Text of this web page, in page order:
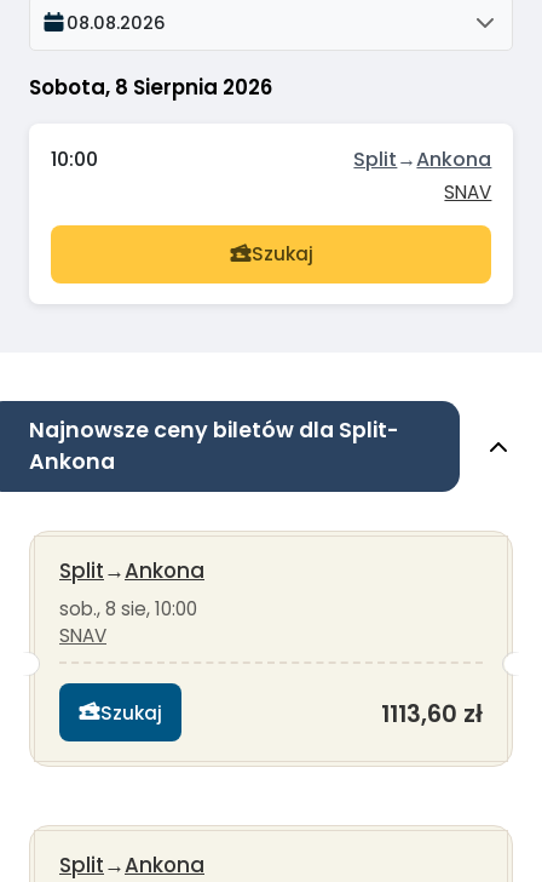
Sobota, 8 Sierpnia 2026
08.08.2026
10:00 Split→Ankona
SNAV
Szukaj
Najnowsze ceny biletów dla Split-
Ankona
Split→Ankona
sob., 8 sie, 10:00
SNAV
Szukaj 1113,60 zł
Split→Ankona